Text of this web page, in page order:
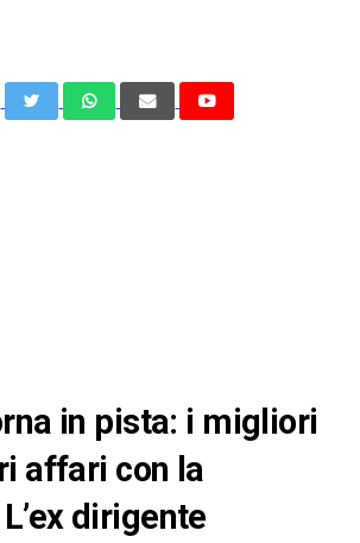
in pista: i migliori
affari con la
dirigente